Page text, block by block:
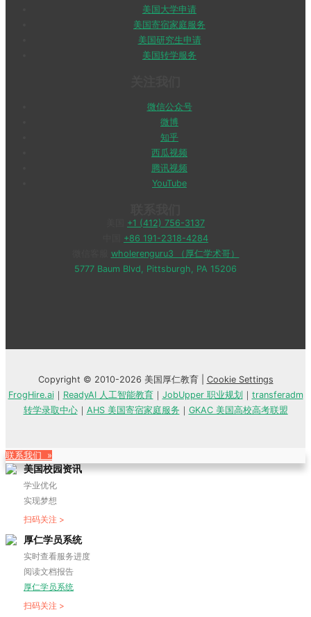
美国大学申请
美国寄宿家庭服务
美国研究生申请
美国转学服务
微信公众号
微博
知乎
西瓜视频
腾讯视频
YouTube
+1 (412) 756-3137
+86 191-2318-4284
wholerenguru3 （厚仁学术哥）
5777 Baum Blvd, Pittsburgh, PA 15206
Copyright © 2010-2026 美国厚仁教育 | Cookie Settings
FrogHire.ai｜ ReadyAI 人工智能教育｜ JobUpper 职业规划 ｜ transferadm
转学录取中心｜ AHS 美国寄宿家庭服务 ｜ GKAC 美国高校高考联盟
联系我们 »
美国校园资讯
学业优化
实现梦想
扫码关注 >
厚仁学员系统
实时查看服务进度
阅读文档报告
厚仁学员系统
扫码关注 >